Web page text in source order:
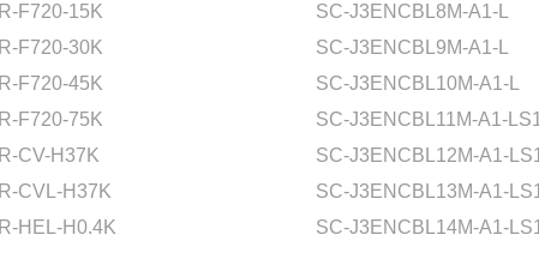
F720-15K
SC-J3ENCBL8M-A1-L
F720-30K
SC-J3ENCBL9M-A1-L
F720-45K
SC-J3ENCBL10M-A1-L
F720-75K
SC-J3ENCBL11M-A1-LS1
CV-H37K
SC-J3ENCBL12M-A1-LS1
CVL-H37K
SC-J3ENCBL13M-A1-LS1
HEL-H0.4K
SC-J3ENCBL14M-A1-LS1